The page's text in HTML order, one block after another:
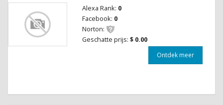
Alexa Rank: 0
Facebook: 0
Norton:
Geschatte prijs: $ 0.00
Ontdek meer